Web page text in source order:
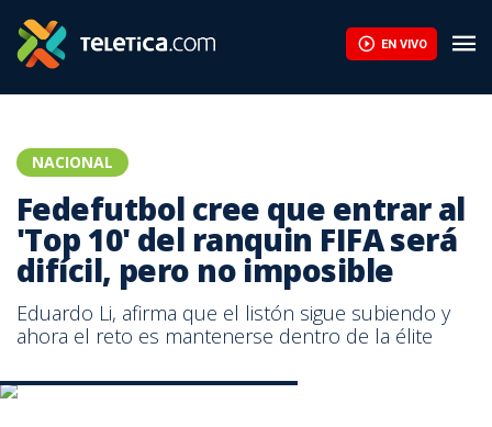
EN VIVO
NACIONAL
Fedefutbol cree que entrar al
'Top 10' del ranquin FIFA será
difícil, pero no imposible
Eduardo Li, afirma que el listón sigue subiendo y
ahora el reto es mantenerse dentro de la élite